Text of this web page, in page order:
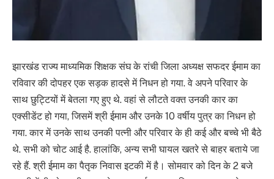
झारखंड राज्य माध्यमिक शिक्षक संघ के रांची जिला अध्यक्ष सफदर ईमाम का
रविवार की दोपहर एक सड़क हादसे में निधन हो गया. वे अपने परिवार के
साथ छुट्टियों में बेतला गए हुए थे. वहां से लौटते वक्त उनकी कार का
एक्सीडेंट हो गया, जिसमें श्री ईमाम और उनके 10 वर्षीय पुत्र का निधन हो
गया. कार में उनके साथ उनकी पत्नी और परिवार के ही कई और बच्चे भी बैठे
थे. सभी को चोट आई है. हालांकि, अन्य सभी घायल खतरे से बाहर बताये जा
रहे हैं. श्री ईमाम का पैतृक निवास इटकी में है। सोमवार को दिन के 2 बजे